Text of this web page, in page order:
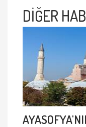
DİĞER